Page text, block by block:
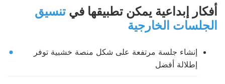
أفكار إبداعية يمكن تطبيقها في تنسيق
الجلسات الخارجية
إنشاء جلسة مرتفعة على شكل منصة خشبية توفر
إطلالة أفضل